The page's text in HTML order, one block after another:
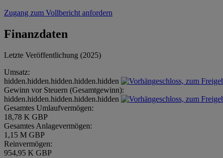
Zugang zum Vollbericht anfordern
Finanzdaten
Letzte Veröffentlichung (2025)
Umsatz:
hidden.hidden.hidden.hidden.hidden
Gewinn vor Steuern (Gesamtgewinn):
hidden.hidden.hidden.hidden.hidden
Gesamtes Umlaufvermögen:
18,78 K GBP
Gesamtes Anlagevermögen:
1,15 M GBP
Reinvermögen:
954,95 K GBP